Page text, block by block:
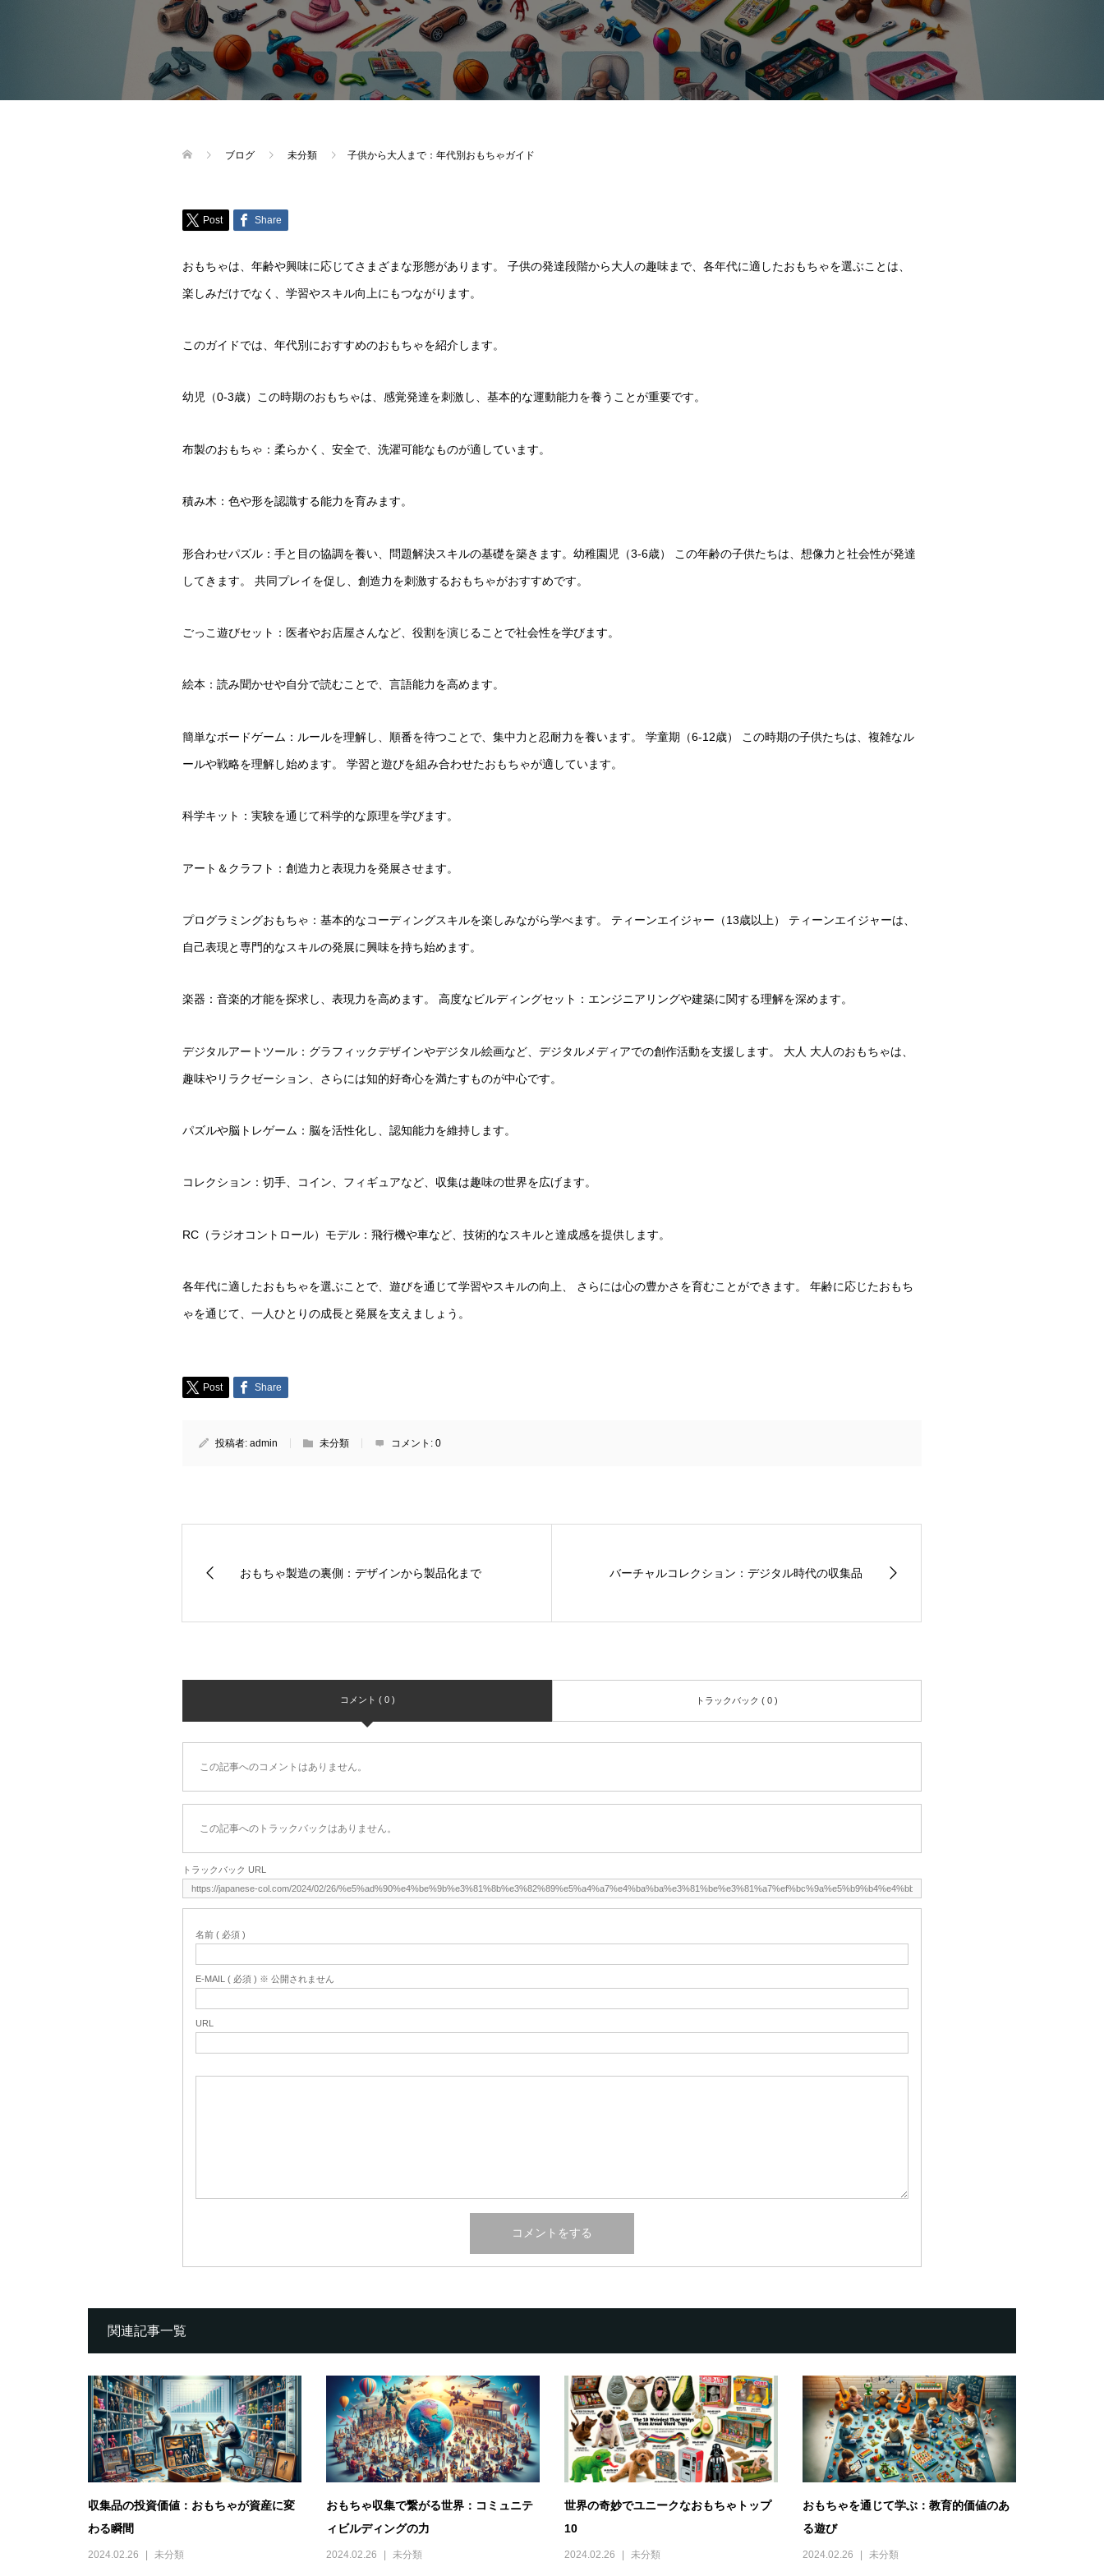
ブログ 未分類 子供から大人まで：年代別おもちゃガイド
Post Share
おもちゃは、年齢や興味に応じてさまざまな形態があります。 子供の発達段階から大人の趣味まで、各年代に適したおもちゃを選ぶことは、
楽しみだけでなく、学習やスキル向上にもつながります。
このガイドでは、年代別におすすめのおもちゃを紹介します。
幼児（0-3歳）この時期のおもちゃは、感覚発達を刺激し、基本的な運動能力を養うことが重要です。
布製のおもちゃ：柔らかく、安全で、洗濯可能なものが適しています。
積み木：色や形を認識する能力を育みます。
形合わせパズル：手と目の協調を養い、問題解決スキルの基礎を築きます。幼稚園児（3-6歳） この年齢の子供たちは、想像力と社会性が発達
してきます。 共同プレイを促し、創造力を刺激するおもちゃがおすすめです。
ごっこ遊びセット：医者やお店屋さんなど、役割を演じることで社会性を学びます。
絵本：読み聞かせや自分で読むことで、言語能力を高めます。
簡単なボードゲーム：ルールを理解し、順番を待つことで、集中力と忍耐力を養います。 学童期（6-12歳） この時期の子供たちは、複雑なル
ールや戦略を理解し始めます。 学習と遊びを組み合わせたおもちゃが適しています。
科学キット：実験を通じて科学的な原理を学びます。
アート＆クラフト：創造力と表現力を発展させます。
プログラミングおもちゃ：基本的なコーディングスキルを楽しみながら学べます。 ティーンエイジャー（13歳以上） ティーンエイジャーは、
自己表現と専門的なスキルの発展に興味を持ち始めます。
楽器：音楽的才能を探求し、表現力を高めます。 高度なビルディングセット：エンジニアリングや建築に関する理解を深めます。
デジタルアートツール：グラフィックデザインやデジタル絵画など、デジタルメディアでの創作活動を支援します。 大人 大人のおもちゃは、
趣味やリラクゼーション、さらには知的好奇心を満たすものが中心です。
パズルや脳トレゲーム：脳を活性化し、認知能力を維持します。
コレクション：切手、コイン、フィギュアなど、収集は趣味の世界を広げます。
RC（ラジオコントロール）モデル：飛行機や車など、技術的なスキルと達成感を提供します。
各年代に適したおもちゃを選ぶことで、遊びを通じて学習やスキルの向上、 さらには心の豊かさを育むことができます。 年齢に応じたおもち
ゃを通じて、一人ひとりの成長と発展を支えましょう。
Post Share
投稿者: admin 未分類 コメント: 0
おもちゃ製造の裏側：デザインから製品化まで バーチャルコレクション：デジタル時代の収集品
コメント ( 0 ) トラックバック ( 0 )
この記事へのコメントはありません。
この記事へのトラックバックはありません。
トラックバック URL
名前 ( 必須 )
E-MAIL ( 必須 ) ※ 公開されません
URL
関連記事一覧
収集品の投資価値：おもちゃが資産に変
わる瞬間
2024.02.26 未分類
おもちゃ収集で繋がる世界：コミュニテ
ィビルディングの力
2024.02.26 未分類
世界の奇妙でユニークなおもちゃトップ
10
2024.02.26 未分類
おもちゃを通じて学ぶ：教育的価値のあ
る遊び
2024.02.26 未分類